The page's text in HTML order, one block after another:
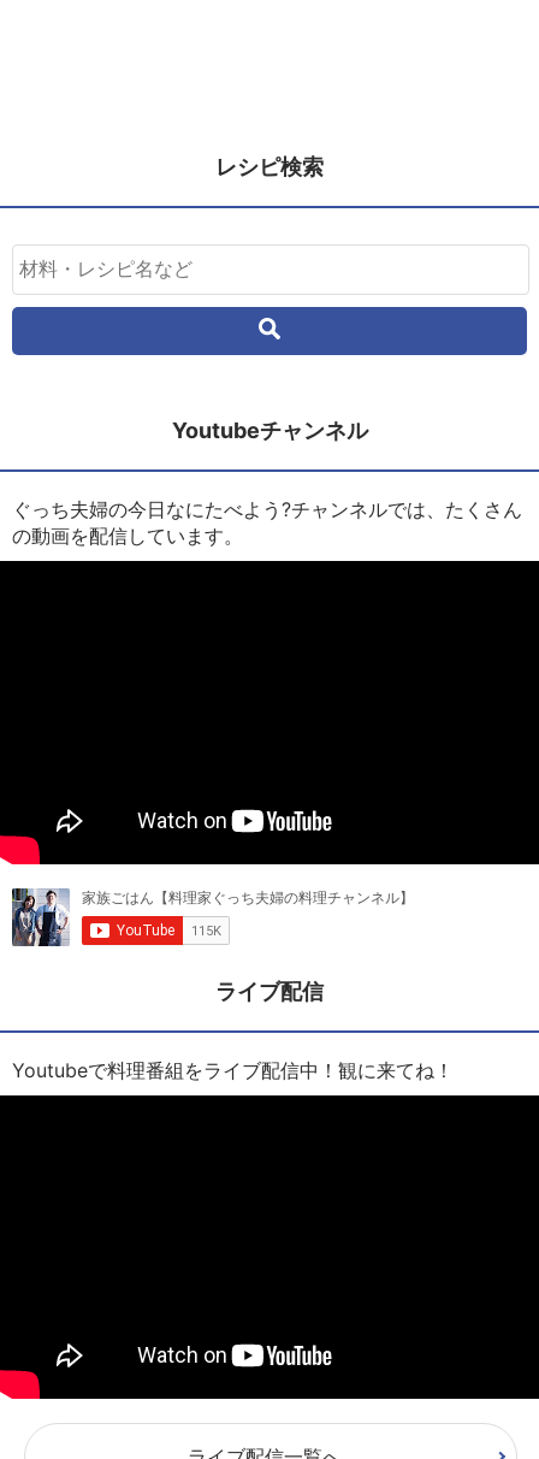
レシピ検索
Youtubeチャンネル
ぐっち夫婦の今日なにたべよう?チャンネルでは、たくさん
の動画を配信しています。
ライブ配信
Youtubeで料理番組をライブ配信中！観に来てね！